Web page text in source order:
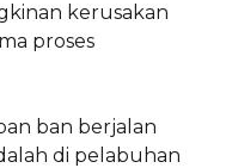
kerusakan
proses
ban berjalan
di pelabuhan